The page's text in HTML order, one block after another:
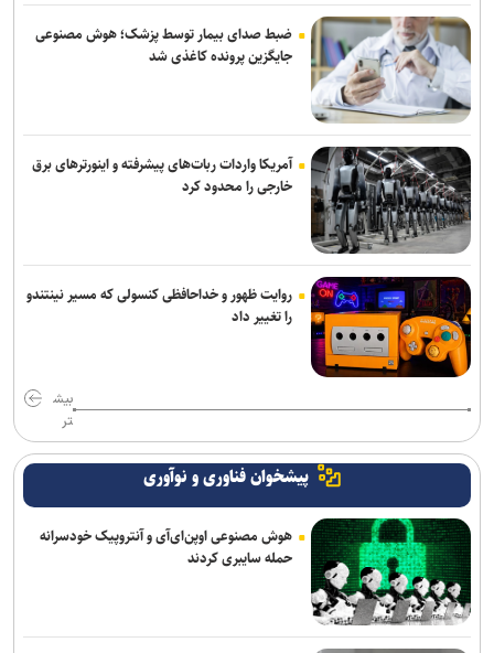
ضبط صدای بیمار توسط پزشک؛ هوش مصنوعی
جایگزین پرونده کاغذی شد
آمریکا واردات ربات‌های پیشرفته و اینورترهای برق
خارجی را محدود کرد
روایت ظهور و خداحافظی کنسولی که مسیر نینتندو
را تغییر داد
بیش
تر
پیشخوان فناوری و نوآوری
هوش مصنوعی اوپن‌ای‌آی و آنتروپیک خودسرانه
حمله سایبری کردند